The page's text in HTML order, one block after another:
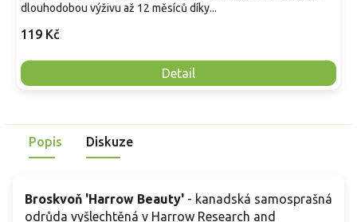
119 Kč
Detail
dlouhodobou výživu až 12 měsíců díky...
Popis Diskuze
Broskvoň 'Harrow Beauty' - kanadská samosprašná
odrůda vyšlechtěná v Harrow Research and